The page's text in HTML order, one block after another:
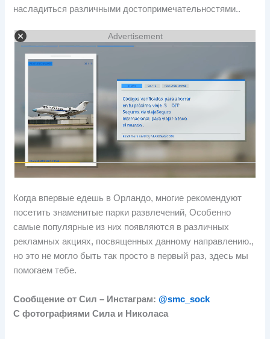
насладиться различными достопримечательностями..
Advertisement
Когда впервые едешь в Орландо, многие рекомендуют
посетить знаменитые парки развлечений, Особенно
самые популярные из них появляются в различных
рекламных акциях, посвященных данному направлению.,
но это не могло быть так просто в первый раз, здесь мы
помогаем тебе.
Сообщение от Сил – Инстаграм:@smc_sock
С фотографиями Сила и Николаса